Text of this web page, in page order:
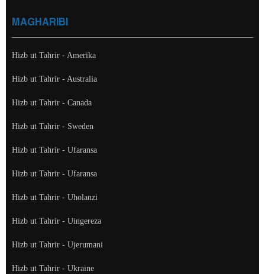
MAGHARIBI
Hizb ut Tahrir - Amerika
Hizb ut Tahrir - Australia
Hizb ut Tahrir - Canada
Hizb ut Tahrir - Sweden
Hizb ut Tahrir - Ufaransa
Hizb ut Tahrir - Ufaransa
Hizb ut Tahrir - Uholanzi
Hizb ut Tahrir - Uingereza
Hizb ut Tahrir - Ujerumani
Hizb ut Tahrir - Ukraine